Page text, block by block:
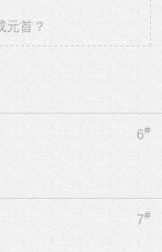
首？
6#
7#